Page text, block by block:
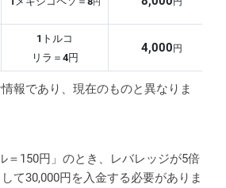
1 トルコ
リラ＝ 4円
4,000 円
報であり、現在のものと異なりま
＝150円」のとき、レバレッジが5倍
て30,000円を入金する必要がありま